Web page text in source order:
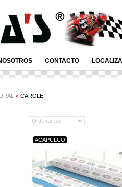
CONTACTO
> CAROLE
ACAPULCO